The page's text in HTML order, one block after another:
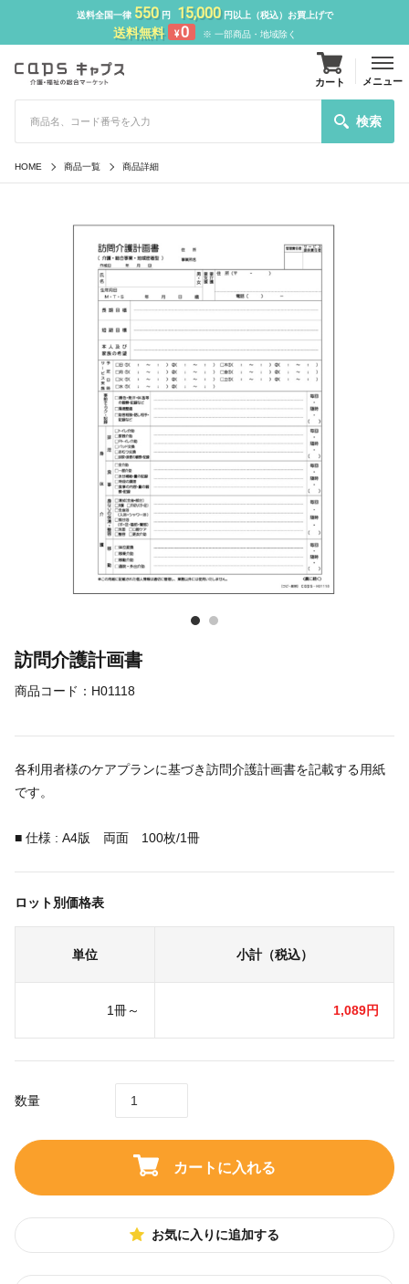
送料全国一律 550円 15,000円以上（税込）お買上げで
送料無料 ¥0 ※ 一部商品・地域除く
検索
カート メニュー
HOME 商品一覧 商品詳細
訪問介護計画書
商品コード： H01118
各利用者様のケアプランに基づき訪問介護計画書を記載する用紙
です。
■ 仕様 : A4版 両面 100枚/1冊
ロット別価格表
単位 小計（税込）
1冊～ 1,089円
数量
カートに入れる
お気に入りに追加する